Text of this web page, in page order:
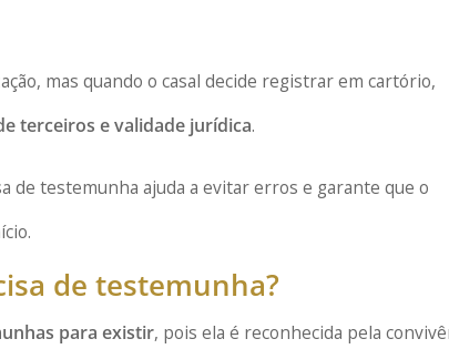
mas quando o casal decide registrar em cartório,
terceiros e validade jurídica.
de testemunha ajuda a evitar erros e garante que o
de testemunha?
para existir, pois ela é reconhecida pela